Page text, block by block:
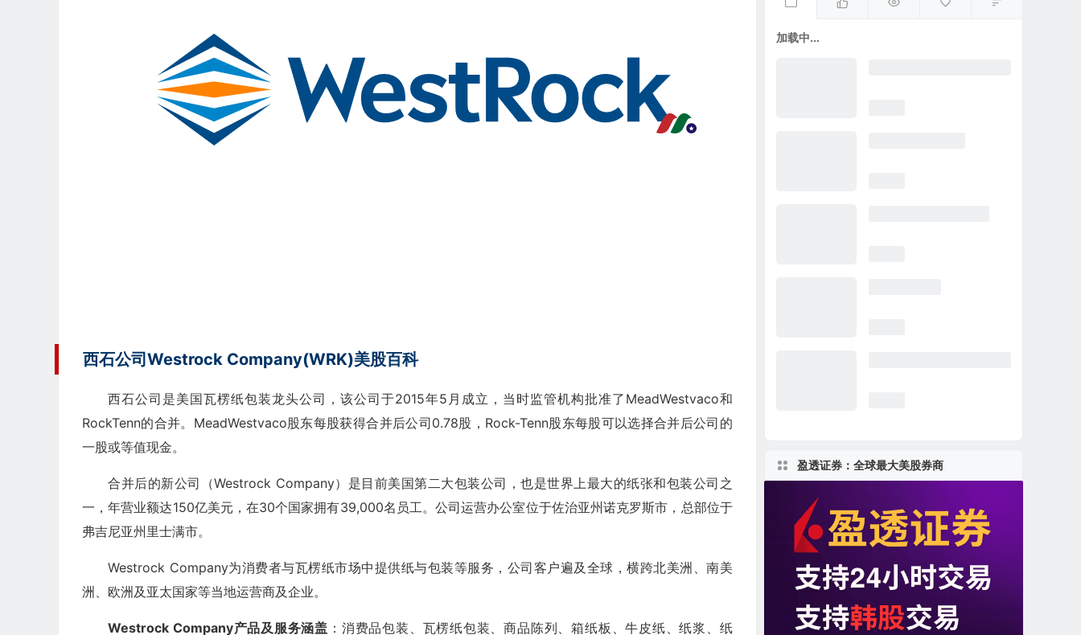
西石公司Westrock Company(WRK)美股百科
西石公司是美国瓦楞纸包装龙头公司，该公司于2015年5月成立，当时监管机构批准了MeadWestvaco和
RockTenn的合并。MeadWestvaco股东每股获得合并后公司0.78股，Rock-Tenn股东每股可以选择合并后公司的
一股或等值现金。
合并后的新公司（Westrock Company）是目前美国第二大包装公司，也是世界上最大的纸张和包装公司之
一，年营业额达150亿美元，在30个国家拥有39,000名员工。公司运营办公室位于佐治亚州诺克罗斯市，总部位于
弗吉尼亚州里士满市。
Westrock Company为消费者与瓦楞纸市场中提供纸与包装等服务，公司客户遍及全球，横跨北美洲、南美
洲、欧洲及亚太国家等当地运营商及企业。
Westrock Company产品及服务涵盖 ：消费品包装、瓦楞纸包装、商品陈列、箱纸板、牛皮纸、纸浆、纸
加载中...
盈透证券：全球最大美股券商